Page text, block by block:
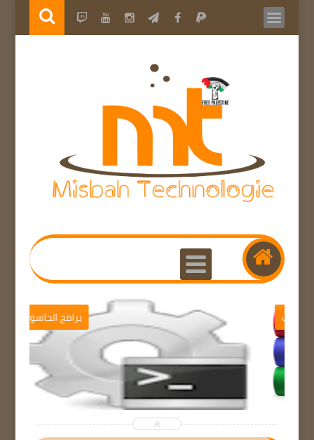
برامج الحاسوب